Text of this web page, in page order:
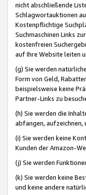
nicht abschließende
Schlagwortauktionen
Kostenpflichtige
Suchmaschinen Links
kostenfreien
auf Ihre Website leiten
(g) Sie werden
Form von Geld,
beispielsweise keine
Partner-Links zu
(h) Sie werden die
abfangen, aufzeichnen,
(i) Sie werden keine
Kunden der Amazon-
(j) Sie werden
(k) Sie werden keine
und keine andere